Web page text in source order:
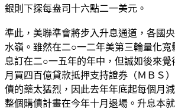
銀則下探每盎司十六點二一美元。
準此，美聯準會將步入升息通道，各國
水嶺。雖然在二○一二年美第三輪量化寬
息訂在二○一五年的年中，但誠如後來覺
月買四百億貸款抵押支持證券（ＭＢＳ
債的藥太猛烈，因此去年年底起每個月
整個購債計畫在今年十月退場。升息本